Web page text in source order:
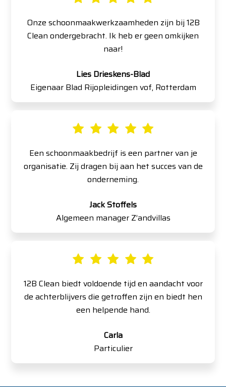
Onze schoonmaakwerkzaamheden zijn bij 12B
Clean ondergebracht. Ik heb er geen omkijken
naar!
Lies Drieskens-Blad
Eigenaar Blad Rijopleidingen vof, Rotterdam
Een schoonmaakbedrijf is een partner van je
organisatie. Zij dragen bij aan het succes van de
onderneming.
Jack Stoffels
Algemeen manager Z’andvillas
12B Clean biedt voldoende tijd en aandacht voor
de achterblijvers die getroffen zijn en biedt hen
een helpende hand.
Carla
Particulier